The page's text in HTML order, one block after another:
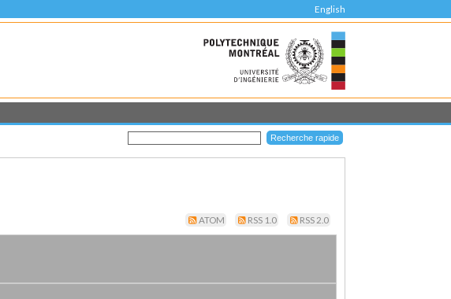
English
ATOM RSS 1.0 RSS 2.0